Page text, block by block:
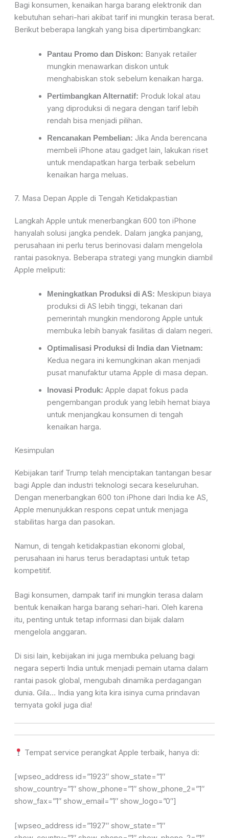
Bagi konsumen, kenaikan harga barang elektronik dan
kebutuhan sehari-hari akibat tarif ini mungkin terasa berat.
Berikut beberapa langkah yang bisa dipertimbangkan:
Pantau Promo dan Diskon: Banyak retailer
mungkin menawarkan diskon untuk
menghabiskan stok sebelum kenaikan harga.
Pertimbangkan Alternatif: Produk lokal atau
yang diproduksi di negara dengan tarif lebih
rendah bisa menjadi pilihan.
Rencanakan Pembelian: Jika Anda berencana
membeli iPhone atau gadget lain, lakukan riset
untuk mendapatkan harga terbaik sebelum
kenaikan harga meluas.
7. Masa Depan Apple di Tengah Ketidakpastian
Langkah Apple untuk menerbangkan 600 ton iPhone
hanyalah solusi jangka pendek. Dalam jangka panjang,
perusahaan ini perlu terus berinovasi dalam mengelola
rantai pasoknya. Beberapa strategi yang mungkin diambil
Apple meliputi:
Meningkatkan Produksi di AS: Meskipun biaya
produksi di AS lebih tinggi, tekanan dari
pemerintah mungkin mendorong Apple untuk
membuka lebih banyak fasilitas di dalam negeri.
Optimalisasi Produksi di India dan Vietnam:
Kedua negara ini kemungkinan akan menjadi
pusat manufaktur utama Apple di masa depan.
Inovasi Produk: Apple dapat fokus pada
pengembangan produk yang lebih hemat biaya
untuk menjangkau konsumen di tengah
kenaikan harga.
Kesimpulan
Kebijakan tarif Trump telah menciptakan tantangan besar
bagi Apple dan industri teknologi secara keseluruhan.
Dengan menerbangkan 600 ton iPhone dari India ke AS,
Apple menunjukkan respons cepat untuk menjaga
stabilitas harga dan pasokan.
Namun, di tengah ketidakpastian ekonomi global,
perusahaan ini harus terus beradaptasi untuk tetap
kompetitif.
Bagi konsumen, dampak tarif ini mungkin terasa dalam
bentuk kenaikan harga barang sehari-hari. Oleh karena
itu, penting untuk tetap informasi dan bijak dalam
mengelola anggaran.
Di sisi lain, kebijakan ini juga membuka peluang bagi
negara seperti India untuk menjadi pemain utama dalam
rantai pasok global, mengubah dinamika perdagangan
dunia. Gila… India yang kita kira isinya cuma prindavan
ternyata gokil juga dia!
Tempat service perangkat Apple terbaik, hanya di:
[wpseo_address id=”1923″ show_state=”1″
show_country=”1″ show_phone=”1″ show_phone_2=”1″
show_fax=”1″ show_email=”1″ show_logo=”0″]
[wpseo_address id=”1927″ show_state=”1″